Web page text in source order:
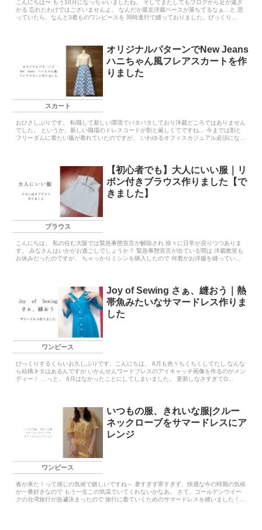
こんにちは〜 もう10月になっちゃいましたね。 そしてまたしてもブログから足が遠ざ
かる 忘れたわけではございませんよ。 なんだか最近洋裁ペースが落ちてるなぁ…と 思
っていたら、なんと3着ものワンピースを 同時進行で縫っておりました。びっくり...
スカート
オリジナルパターンでNew Jeans
ハニちゃん風フレアスカートを作
りました
おひさしぶりです。 転職して新しい環境でバタバタしており洋裁どころではありません
でした。 というか、新しい職場のドレスコードが割と厳しくてですね… 今までは割と
フリーダムに着たい服が着れていたのですが、 いわゆるオフィスカジュアル必須にな
ブラウス
【初心者でも】大人にいい服｜リ
ボン付きブラウス作りました【で
きました】
こんにちは。 私の住む大阪では緊急事態宣言が解除され 徐々に日常が戻りつつありま
す。 みなさんはいかがお過ごしでしょうか？ 緊急事態宣言が出ている間は 洋裁教室も
お休みだったのですが、 ちゃっかりミシンを購入したので 何着かお洋服を縫ってい...
ワンピース
Joy of Sewing さぁ、縫おう｜熱
帯魚みたいなサマードレス作りま
した
びっくりするくらいお久しぶりです、こんにちは。 8月も色々ちくちくしてたし なんな
ら結構ネタはあるんですが いかんせんワードプレスのアイキャッチ画像を作るのがメン
ディー！ …っと。 8月はなかったことにしてしまいました。 更新しなさすぎてG...
ワンピース
いつもの服、きれいな服|クルー
ネックローブをサマードレスにア
レンジ
春が来た！って感じの気候で嬉しいですね～ 暑すぎず寒すぎず、快適な今の時期の気候
が一番好きなので もう一生この気温でいてくれないかなあ。 さて、ゴールデンウイー
クの台湾旅行が急遽決まったので 旅行に着ていくためのサマードレスを縫いました！